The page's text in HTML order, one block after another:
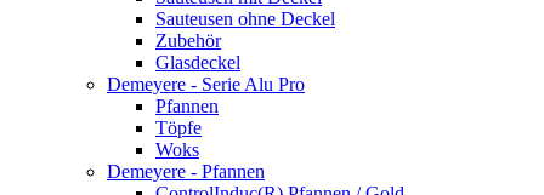
Sauteusen ohne Deckel
Zubehör
Glasdeckel
Demeyere - Serie Alu Pro
Pfannen
Töpfe
Woks
Demeyere - Pfannen